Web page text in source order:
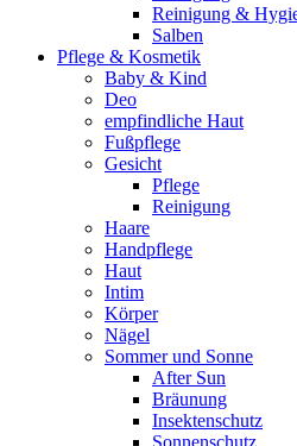
Reinigung &
Salben
Pflege & Kosmetik
Baby & Kind
Deo
empfindliche Haut
Fußpflege
Gesicht
Pflege
Reinigung
Haare
Handpflege
Haut
Intim
Körper
Nägel
Sommer und Sonne
After Sun
Bräunung
Insektenschutz
Sonnenschutz